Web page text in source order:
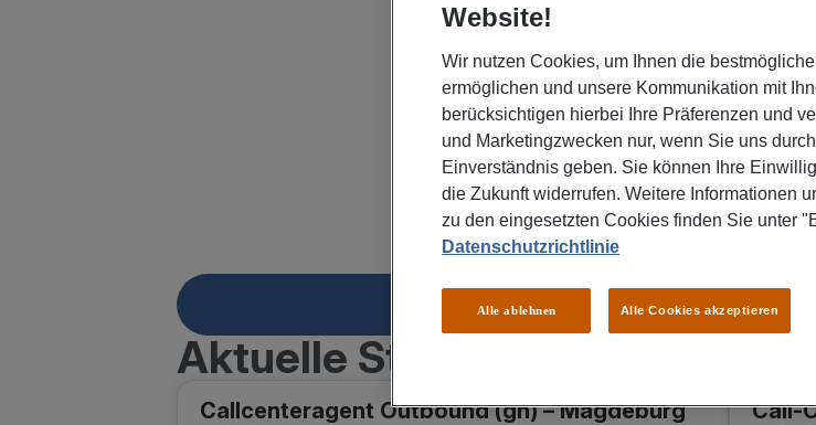
JobsRezensionen
Aktuelle Stellenangebote
Callcenteragent Outbound (gn) – Magdeburg Call-
Website!
Wir nutzen Cookies, um Ihnen die
ermöglichen und unsere Kommunikation mit
berücksichtigen hierbei Ihre Präferenzen und
und Marketingzwecken nur, wenn Sie uns
Einverständnis geben. Sie können Ihre
die Zukunft widerrufen. Weitere Informationen
zu den eingesetzten Cookies finden Sie unter
Datenschutzrichtlinie
Alle ablehnen Alle Cookies akzeptieren